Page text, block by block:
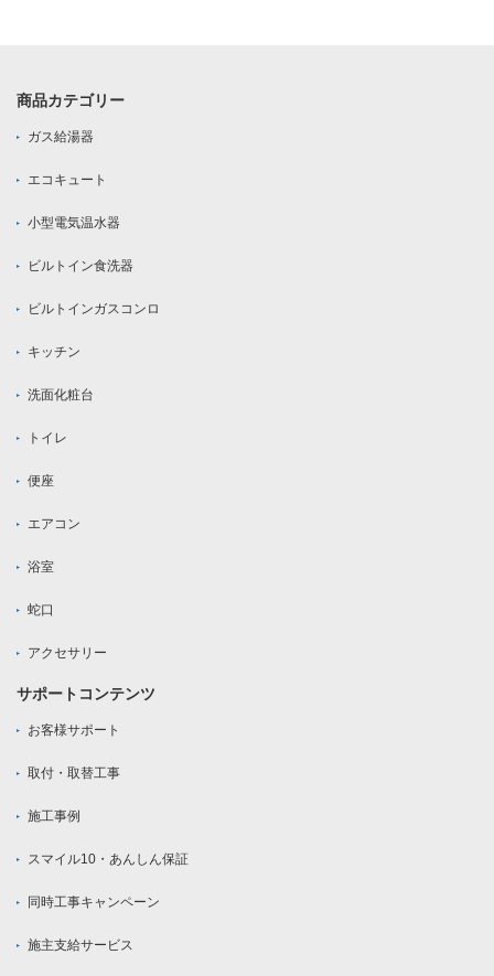
商品カテゴリー
ガス給湯器
エコキュート
小型電気温水器
ビルトイン食洗器
ビルトインガスコンロ
キッチン
洗面化粧台
トイレ
便座
エアコン
浴室
蛇口
アクセサリー
サポートコンテンツ
お客様サポート
取付・取替工事
施工事例
スマイル10・あんしん保証
同時工事キャンペーン
施主支給サービス